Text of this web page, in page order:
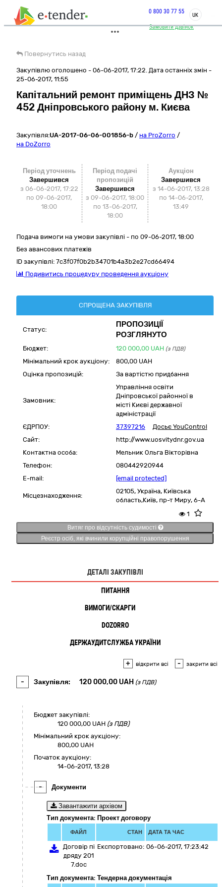
Замовити дзвінок
0 800 30 77 55
UK
Повернутись назад
Закупівлю оголошено - 06-06-2017, 17:22. Дата останніх змін -
25-06-2017, 11:55
Капітальний ремонт приміщень ДНЗ №
452 Дніпровського району м. Києва
Закупівля:UA-2017-06-06-001856-b / на ProZorro /
на DoZorro
Період уточнень
Завершився
з 06-06-2017, 17:22
по 09-06-2017,
18:00
Період подачі
пропозицій
Завершився
з 09-06-2017, 18:00
по 13-06-2017,
18:00
Аукціон
Завершився
з 14-06-2017, 13:28
по 14-06-2017,
13:49
Подача вимоги на умови закупівлі - по 09-06-2017, 18:00
Без авансових платежів
ID закупівлі: 7c3f07f0b2b34701b4a3b2e27cd66494
Подивитись процедуру проведення аукціону
СПРОЩЕНА ЗАКУПІВЛЯ
Статус:
ПРОПОЗИЦІЇ
РОЗГЛЯНУТО
Бюджет: 120 000,00 UAH (з ПДВ)
Мінімальний крок аукціону:
800,00 UAH
Оцінка пропозицій:
За вартістю придбання
Замовник:
Управління освіти
Дніпровської районної в
місті Києві державної
адміністрації
ЄДРПОУ:
37397216
Досьє YouControl
Сайт:
http://www.uosvitydnr.gov.ua
Контактна особа:
Мельник Ольга Вікторівна
Телефон:
080442920944
E-mail:
[email protected]
Місцезнаходження:
02105, Україна, Київська
область,Київ, пр-т Миру, 6-А
1
Витяг про відсутність судимості
Реєстр осіб, які вчинили корупційні правопорушення
ДЕТАЛІ ЗАКУПІВЛІ
ПИТАННЯ
ВИМОГИ/СКАРГИ
DOZORRO
ДЕРЖАУДИТСЛУЖБА УКРАЇНИ
+ відкрити всі - закрити всі
- Закупівля: 120 000,00 UAH (з ПДВ)
Бюджет закупівлі:
120 000,00 UAH (з ПДВ)
Мінімальний крок аукціону:
800,00 UAH
Початок аукціону:
14-06-2017, 13:28
- Документи
Завантажити архівом
Тип документа: Проект договору
ФАЙЛ СТАН ДАТА ТА ЧАС
Договір пі
дряду 201
7.doc
Експортовано: 06-06-2017, 17:23:42
Тип документа: Тендерна документація